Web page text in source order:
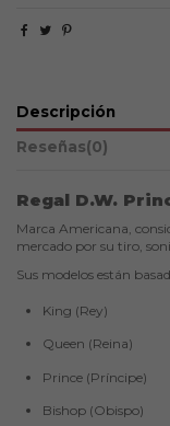
Descripción
Reseñas(0)
Regal D.W.
Marca Americana,
mercado por su tiro,
Sus modelos están
King (Rey)
Queen (Reina)
Prince (Príncipe)
Bishop (Obispo)